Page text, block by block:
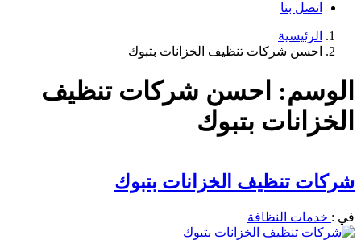
اتصل بنا
الرئيسية
احسن شركات تنظيف الخزانات بتبوك
الوسم: احسن شركات تنظيف
الخزانات بتبوك
شركات تنظيف الخزانات بتبوك
في : خدمات النظافة